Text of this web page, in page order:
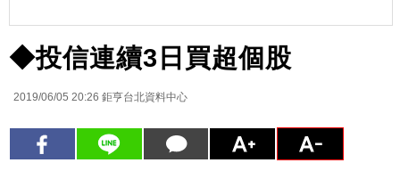
◆投信連續3日買超個股
2019/06/05 20:26 鉅亨台北資料中心